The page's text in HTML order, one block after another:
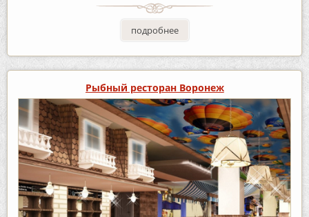
подробнее
Рыбный ресторан Воронеж